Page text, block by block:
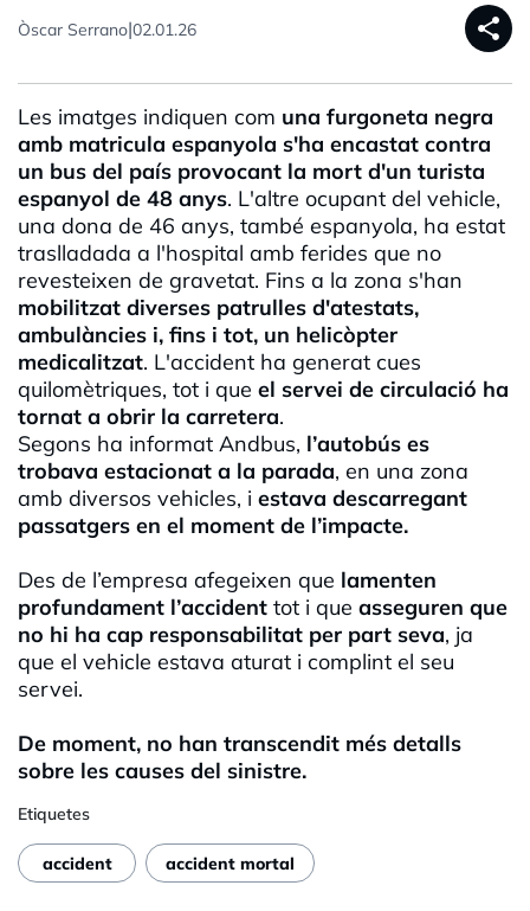
Òscar Serrano|02.01.26 share
Les imatges indiquen com una furgoneta negra
amb matricula espanyola s'ha encastat contra
un bus del país provocant la mort d'un turista
espanyol de 48 anys. L'altre ocupant del vehicle,
una dona de 46 anys, també espanyola, ha estat
traslladada a l'hospital amb ferides que no
revesteixen de gravetat. Fins a la zona s'han
mobilitzat diverses patrulles d'atestats,
ambulàncies i, fins i tot, un helicòpter
medicalitzat. L'accident ha generat cues
quilomètriques, tot i que el servei de circulació ha
tornat a obrir la carretera.
Segons ha informat Andbus, l’autobús es
trobava estacionat a la parada, en una zona
amb diversos vehicles, i estava descarregant
passatgers en el moment de l’impacte.
Des de l’empresa afegeixen que lamenten
profundament l’accident tot i que asseguren que
no hi ha cap responsabilitat per part seva, ja
que el vehicle estava aturat i complint el seu
servei.
De moment, no han transcendit més detalls
sobre les causes del sinistre.
Etiquetes
accident accident mortal